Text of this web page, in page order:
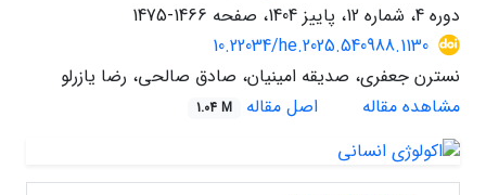
دوره 4، شماره 12، پاییز 1404، صفحه
1466-1475
10.22034/he.2025.540988.1130
نسترن جعفری، صدیقه امینیان، صادق صالحی، رضا یازرلو
مشاهده مقاله
اصل مقاله 1.04 M